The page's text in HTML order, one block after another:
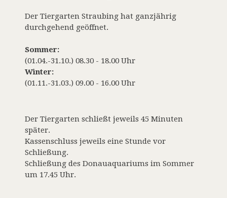
Der Tiergarten Straubing hat ganzjährig
durchgehend geöffnet.
Sommer:
(01.04.-31.10.) 08.30 - 18.00 Uhr
Winter:
(01.11.-31.03.) 09.00 - 16.00 Uhr
Der Tiergarten schließt jeweils 45 Minuten
später.
Kassenschluss jeweils eine Stunde vor
Schließung.
Schließung des Donauaquariums im Sommer
um 17.45 Uhr.